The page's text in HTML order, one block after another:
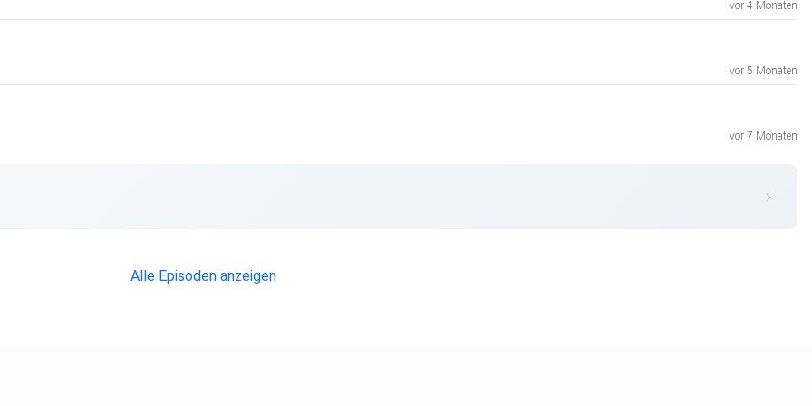
vor 4 Monaten
vor 5 Monaten
vor 7 Monaten
Alle Episoden anzeigen